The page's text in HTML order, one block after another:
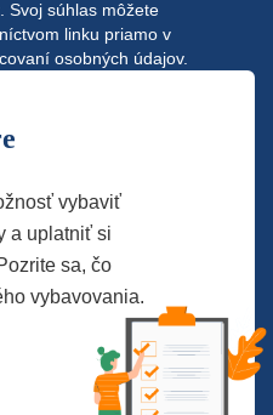
. Svoj súhlas môžete
linku priamo v
osobných údajov.
vybaviť
a uplatniť si
sa, čo
vybavovania.